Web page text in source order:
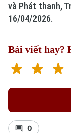
và Phát thanh,
16/04/2026.
Bài viết hay?
0